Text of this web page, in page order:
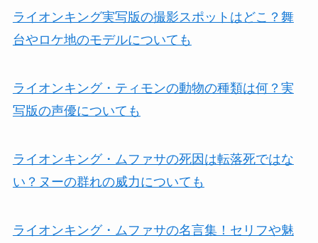
ライオンキング実写版の撮影スポットはどこ？舞
台やロケ地のモデルについても
ライオンキング・ティモンの動物の種類は何？実
写版の声優についても
ライオンキング・ムファサの死因は転落死ではな
い？ヌーの群れの威力についても
ライオンキング・ムファサの名言集！セリフや魅